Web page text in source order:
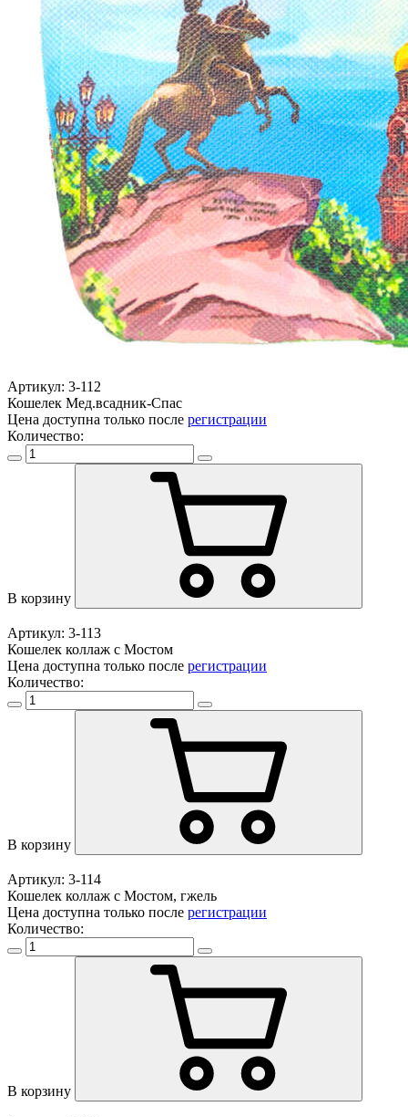
Артикул: 3-112
Кошелек Мед.всадник-Спас
Цена доступна только после регистрации
Количество:
В корзину
Артикул: 3-113
Кошелек коллаж с Мостом
Цена доступна только после регистрации
Количество:
В корзину
Артикул: 3-114
Кошелек коллаж с Мостом, гжель
Цена доступна только после регистрации
Количество:
В корзину